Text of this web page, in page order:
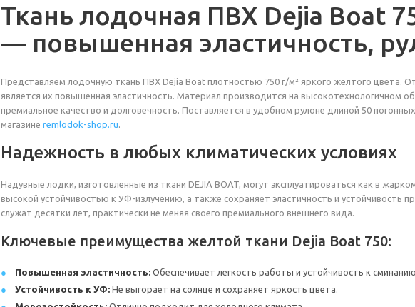
Ткань лодочная ПВХ Dejia Boat
— повышенная эластичность,
Представляем лодочную ткань ПВХ Dejia Boat плотностью 750 г/м² яркого желтого цвета.
является их повышенная эластичность. Материал производится на высокотехнологичном
премиальное качество и долговечность. Поставляется в удобном рулоне длиной 50
магазине remlodok-shop.ru.
Надежность в любых климатических условиях
Надувные лодки, изготовленные из ткани DEJIA BOAT, могут эксплуатироваться как в
высокой устойчивостью к УФ-излучению, а также сохраняет эластичность и устойчивость
служат десятки лет, практически не меняя своего премиального внешнего вида.
Ключевые преимущества желтой ткани Dejia Boat 750:
Повышенная эластичность: Обеспечивает легкость работы и устойчивость к
Устойчивость к УФ: Не выгорает на солнце и сохраняет яркость цвета.